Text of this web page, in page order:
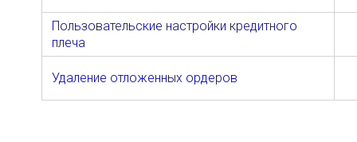
Пользовательские настройки кредитного
плеча
Удаление отложенных ордеров